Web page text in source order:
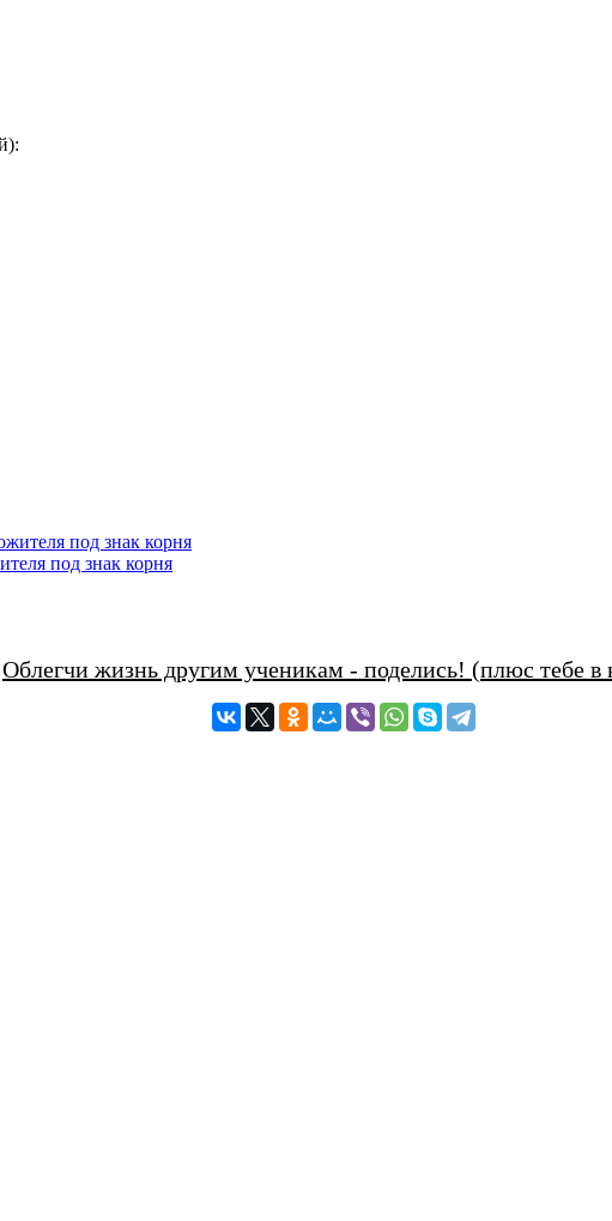
под знак корня
Облегчи жизнь другим ученикам - поделись! (плюс тебе в